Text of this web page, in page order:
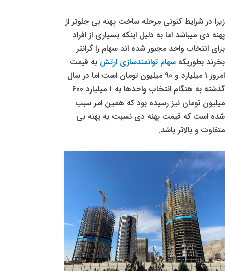
زیرا در شرایط کنونی مرحله ساخت پهنه بی جلوتر از
پهنه دی میباشد اما به دلیل اینکه بسیاری از افراد
برای انتخاب واحد مجبور شده اند سهام را گرانتر
بخرند بطوریکه سهام توانمندسازی ارتش به قیمت
امروز 1 میلیارد و 90 میلیون تومان است اما در سال
گذشته به هنگام انتخاب واحدها به 1 میلیارد 600
میلیون تومان نیز رسیده بود که همین امر سبب
شده است که قیمت پهنه دی نسبت به پهنه بی
متفاوت و بالاتر باشد.